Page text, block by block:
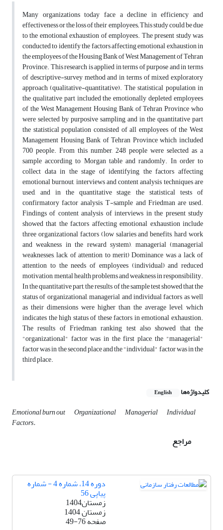
Many organizations today face a decline in efficiency and
effectiveness or the loss of their employees; This study could be due
to the emotional exhaustion of employees. The present study was
conducted to identify the factors affecting emotional exhaustion in
the employees of the Housing Bank of West Management of Tehran
Province. This research is applied in terms of purpose and in terms
of descriptive-survey method and in terms of mixed exploratory
approach (qualitative-quantitative). The statistical population in
the qualitative part included the emotionally depleted employees
of the West Management Housing Bank of Tehran Province who
were selected by purposive sampling and in the quantitative part
the statistical population consisted of all employees of the West
Management Housing Bank of Tehran Province which included
700 people. From this number, 248 people were selected as a
sample according to Morgan table and randomly. In order to
collect data in the stage of identifying the factors affecting
emotional burnout, interviews and content analysis techniques are
used, and in the quantitative stage, the statistical tests of
confirmatory factor analysis, T-sample and Friedman are used.
Findings of content analysis of interviews in the present study
showed that the factors affecting emotional exhaustion include
three organizational factors (low salaries and benefits, hard work
and weakness in the reward system), managerial (managerial
weaknesses, lack of attention to merit) Dominance was a lack of
attention to the needs of employees (individual) and reduced
motivation, mental health problems and weakness in responsibility.
In the quantitative part, the results of the sample test showed that the
status of organizational, managerial and individual factors as well
as their dimensions were higher than the average level, which
indicates the high status of these factors in emotional exhaustion.
The results of Friedman ranking test also showed that the
"organizational" factor was in the first place, the "managerial"
factor was in the second place and the "individual" factor was in the
third place.
کلیدواژه‌ها English
Emotional burn out Organizational Managerial Individual
Factors.
مراجع
دوره 14، شماره 4 - شماره
پیاپی 56
زمستان1404
زمستان 1404
صفحه49-76